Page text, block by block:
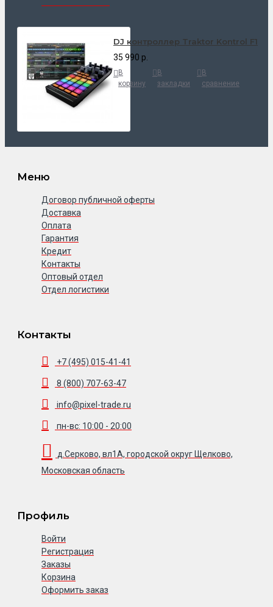
DJ контроллер Traktor Kontrol F1
35 990 р.
В
корзину
В
закладки
В
сравнение
Меню
Договор публичной оферты
Доставка
Оплата
Гарантия
Кредит
Контакты
Оптовый отдел
Отдел логистики
Контакты
+7 (495) 015-41-41
8 (800) 707-63-47
info@pixel-trade.ru
пн-вс: 10:00 - 20:00
д.Серково, вл1А, городской округ Щелково,
Московская область
Профиль
Войти
Регистрация
Заказы
Корзина
Оформить заказ